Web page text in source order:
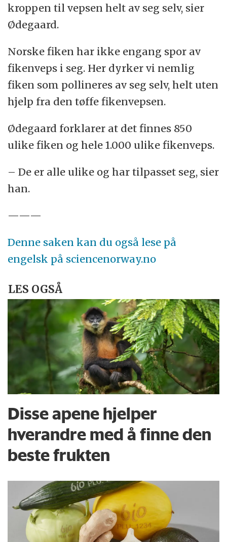
kroppen til vepsen helt av seg selv, sier
Ødegaard.
Norske fiken har ikke engang spor av
fikenveps i seg. Her dyrker vi nemlig
fiken som pollineres av seg selv, helt uten
hjelp fra den tøffe fikenvepsen.
Ødegaard forklarer at det finnes 850
ulike fiken og hele 1.000 ulike fikenveps.
– De er alle ulike og har tilpasset seg, sier
han.
———
Denne saken kan du også lese på
engelsk på sciencenorway.no
LES OGSÅ
Disse apene hjelper
hverandre med å finne den
beste frukten